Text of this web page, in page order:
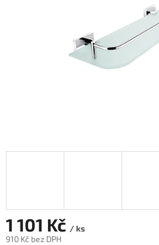
1 101 Kč / ks
910 Kč bez DPH